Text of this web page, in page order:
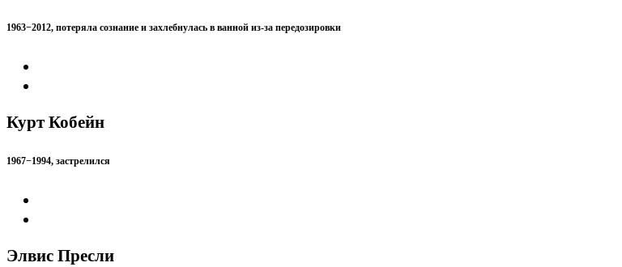
1963−2012, потеряла сознание и захлебнулась в ванной из-за передозировки
Курт Кобейн
1967−1994, застрелился
Элвис Пресли